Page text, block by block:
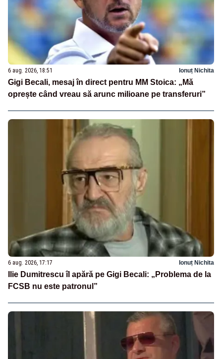
6 aug. 2026, 18:51 Ionuț Nichita
Gigi Becali, mesaj în direct pentru MM Stoica: „Mă
oprește când vreau să arunc milioane pe transferuri”
6 aug. 2026, 17:17 Ionuț Nichita
Ilie Dumitrescu îl apără pe Gigi Becali: „Problema de la
FCSB nu este patronul”